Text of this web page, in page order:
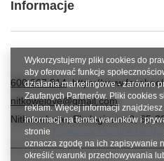
Informacje
600 267 814 https://
nitkowelove@gmail.com
NitkoweLove,Ekologiczna 2,65-
Wykorzystujemy pliki cookies do
aby oferować funkcje
działania marketingowe - zarówno
Zaufanych Partnerów. Pliki cookies
reklam. Więcej informacji znajdziesz
informacji na temat warunków i
stronie
oznacza zgodę na ich zapisywanie
określić warunki przechowywania